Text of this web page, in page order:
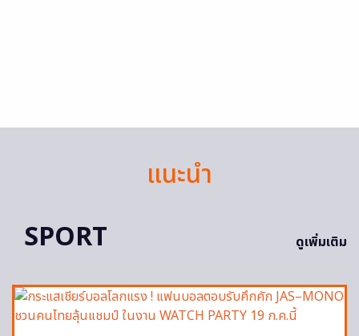
แนะนำ
SPORT
ดูเพิ่มเติม